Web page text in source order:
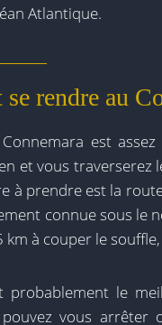
Atlantique.
rendre au
est
et vous
à prendre est la
connue sous le
à couper le
probablement le
vous